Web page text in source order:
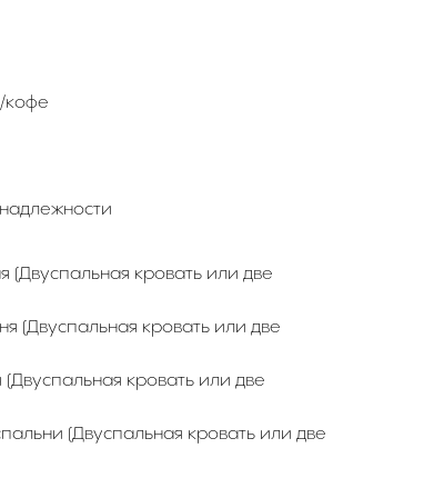
кофе
(Двуспальная кровать или две
(Двуспальная кровать или две
(Двуспальная кровать или две
(Двуспальная кровать или две